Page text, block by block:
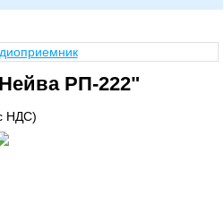
РП-222"
НДС)